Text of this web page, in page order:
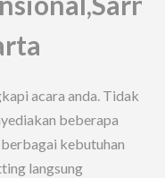
acara anda. Tidak
beberapa
kebutuhan
langsung